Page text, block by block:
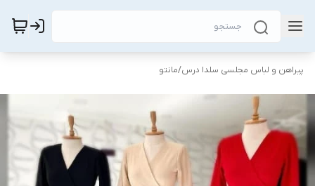
پیراهن و لباس مجلسی سلدا درس/مانتو